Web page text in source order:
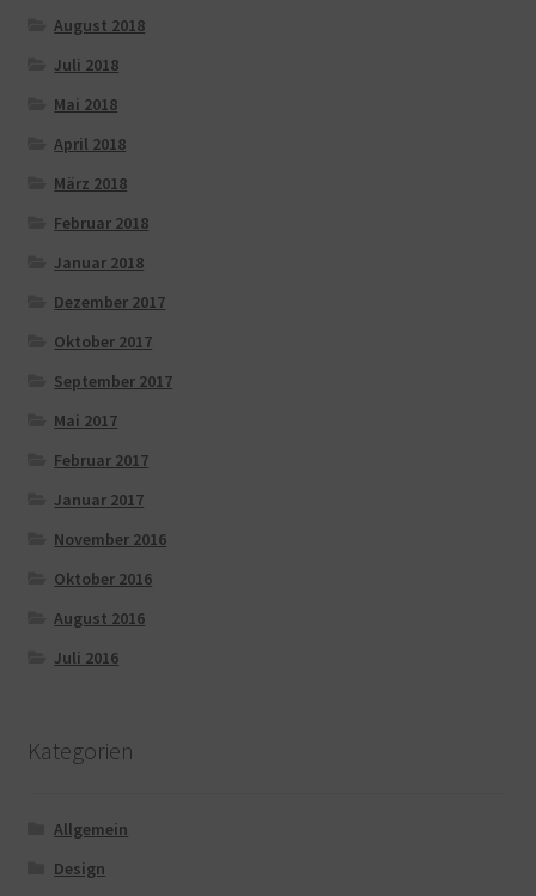
August 2018
Juli 2018
Mai 2018
April 2018
März 2018
Februar 2018
Januar 2018
Dezember 2017
Oktober 2017
September 2017
Mai 2017
Februar 2017
Januar 2017
November 2016
Oktober 2016
August 2016
Juli 2016
Kategorien
Allgemein
Design